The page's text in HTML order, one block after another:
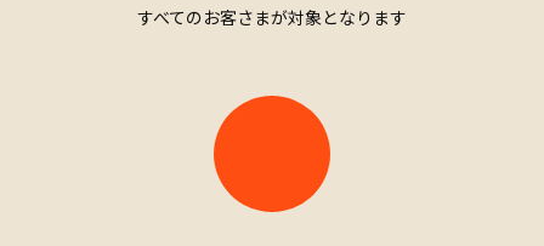
すべてのお客さまが対象となります